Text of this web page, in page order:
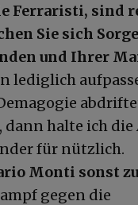
Ferraristi, sind
Sie sich
und Ihrer
lediglich
dann halte ich
für nützlich.
Monti sonst
gegen die